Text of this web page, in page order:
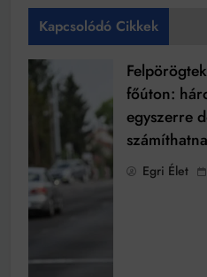
Kapcsolódó Cikkek
főúton:
egyszerre
Egri Élet